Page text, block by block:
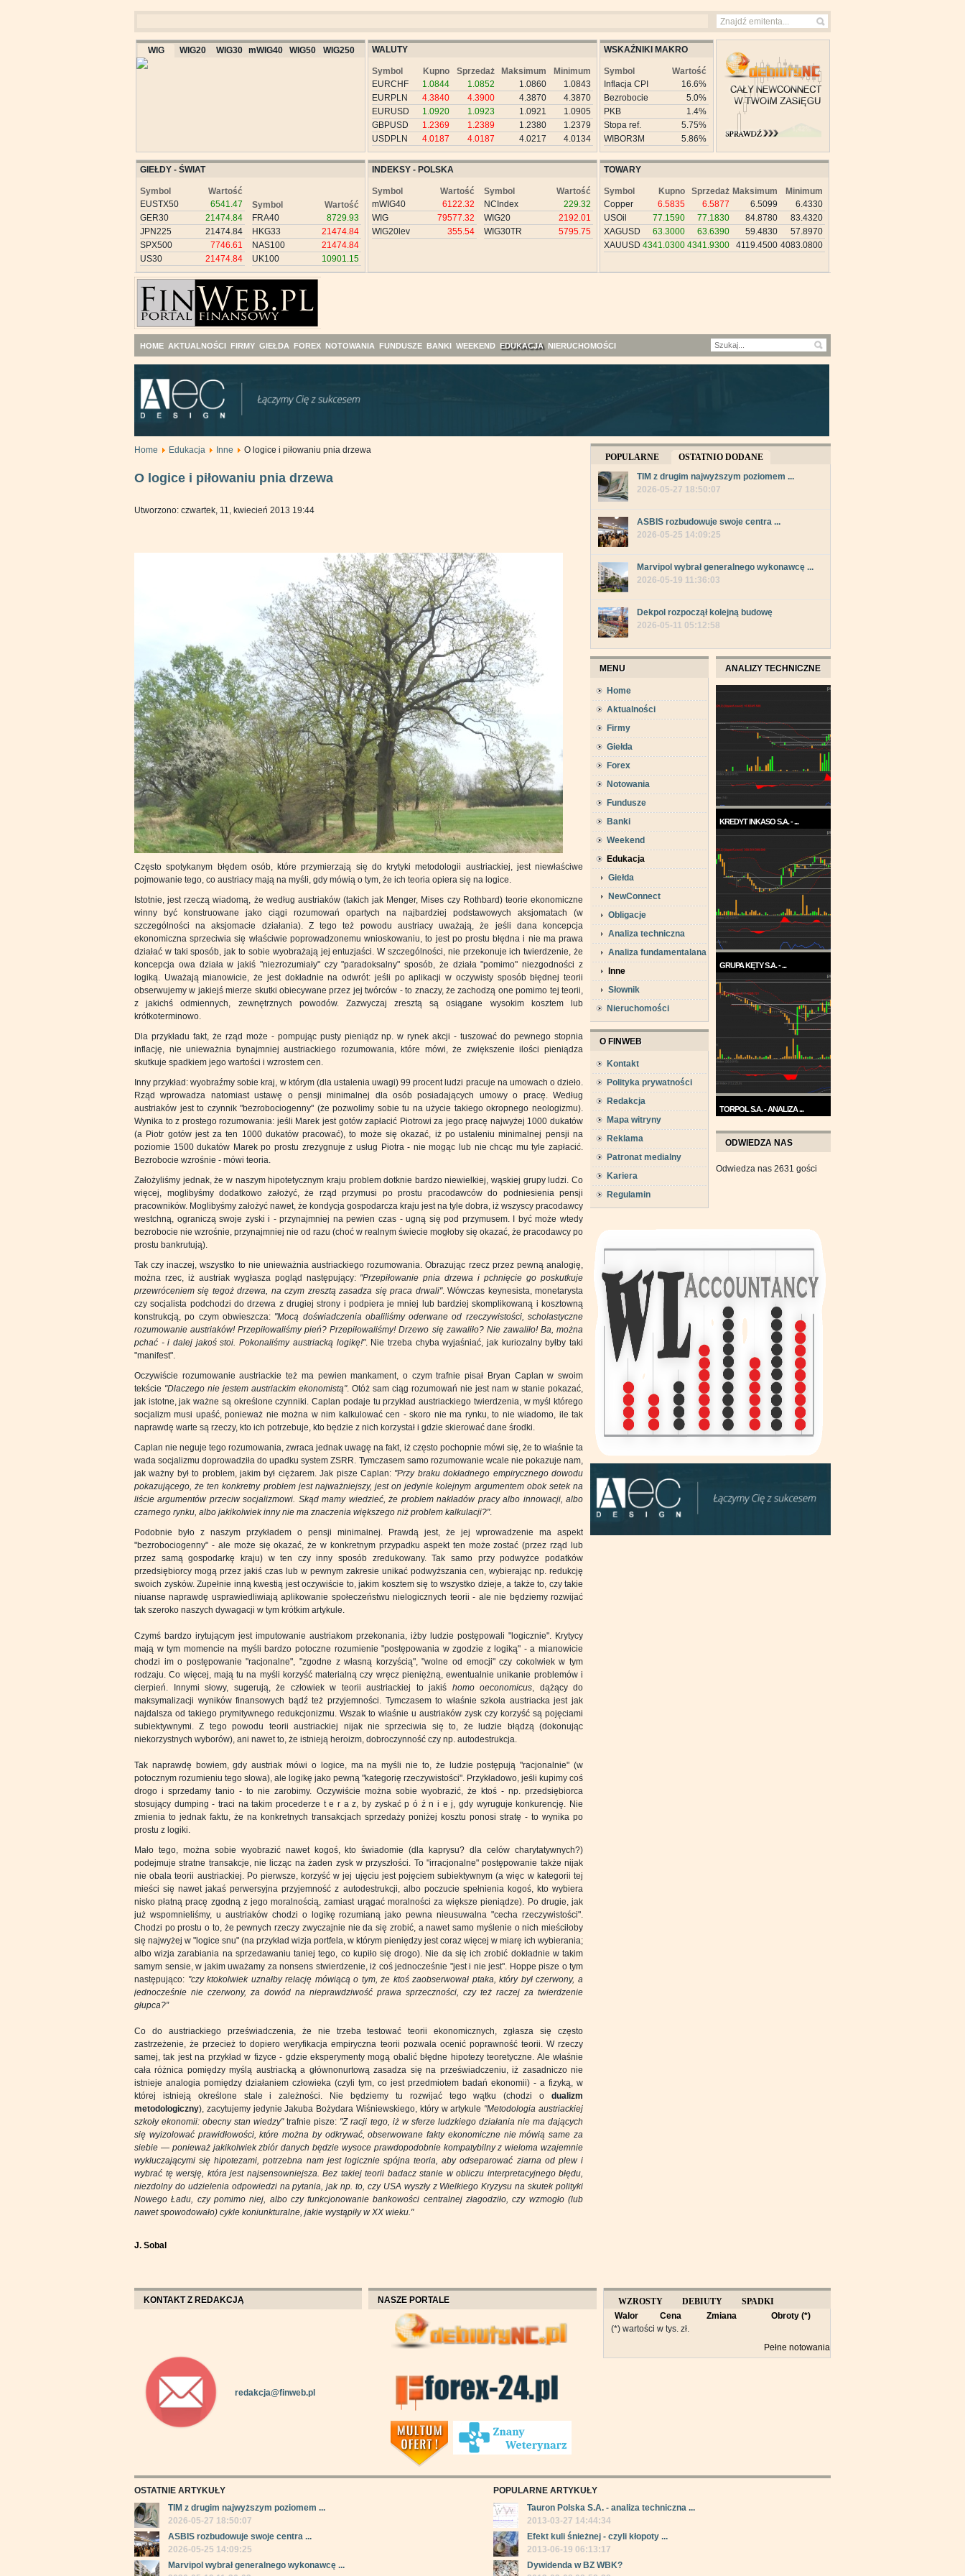
WIG WIG20 WIG30 mWIG40 WIG50 WIG250 WALUTY
Symbol Kupno Sprzedaż Maksimum
Minimum
EURCHF
1.0844 1.0852 1.0860
1.0843
EURPLN
4.3840 4.3900 4.3870
4.3870
EURUSD
1.0920 1.0923 1.0921
1.0905
GBPUSD
1.2369 1.2389 1.2380
1.2379
USDPLN
4.0187 4.0187 4.0217 4.0134
WSKAŹNIKI MAKRO
Symbol
Wartość
Inflacja CPI
16.6%
Bezrobocie
5.0%
PKB
1.4%
Stopa ref.
5.75%
WIBOR3M
5.86%
GIEŁDY - ŚWIAT
Symbol
Wartość
EUSTX50
6541.47
GER30
21474.84
JPN225
21474.84
SPX500
7746.61
US30
21474.84
Symbol
Wartość
FRA40
8729.93
HKG33
21474.84
NAS100
21474.84
UK100
10901.15
INDEKSY - POLSKA
Symbol
Wartość
mWIG40
6122.32
WIG
79577.32
WIG20lev
355.54
Symbol
Wartość
NCIndex
229.32
WIG20
2192.01
WIG30TR
5795.75
TOWARY
Symbol Kupno Sprzedaż Maksimum
Minimum
Copper
6.5835 6.5877 6.5099
6.4330
USOil
77.1590 77.1830 84.8780
83.4320
XAGUSD
63.3000 63.6390 59.4830
57.8970
XAUUSD 4341.0300 4341.9300 4119.4500 4083.0800
HOME AKTUALNOŚCI FIRMY GIEŁDA FOREX NOTOWANIA FUNDUSZE BANKI WEEKEND EDUKACJA NIERUCHOMOŚCI
Home Edukacja Inne O logice i piłowaniu pnia drzewa
O logice i piłowaniu pnia drzewa
Utworzono: czwartek, 11, kwiecień 2013 19:44
Często spotykanym błędem osób, które przymierzają się do krytyki metodologii austriackiej, jest niewłaściwe
pojmowanie tego, co austriacy mają na myśli, gdy mówią o tym, że ich teoria opiera się na logice.
Istotnie, jest rzeczą wiadomą, że według austriaków (takich jak Menger, Mises czy Rothbard) teorie ekonomiczne
winny być konstruowane jako ciągi rozumowań opartych na najbardziej podstawowych aksjomatach (w
szczególności na aksjomacie działania). Z tego też powodu austriacy uważają, że jeśli dana koncepcja
ekonomiczna sprzeciwia się właściwie poprowadzonemu wnioskowaniu, to jest po prostu błędna i nie ma prawa
działać w taki sposób, jak to sobie wyobrażają jej entuzjaści. W szczególności, nie przekonuje ich twierdzenie, że
koncepcja owa działa w jakiś "niezrozumiały" czy "paradoksalny" sposób, że działa "pomimo" niezgodności z
logiką. Uważają mianowicie, że jest dokładnie na odwrót: jeśli po aplikacji w oczywisty sposób błędnej teorii
obserwujemy w jakiejś mierze skutki obiecywane przez jej twórców - to znaczy, że zachodzą one pomimo tej teorii,
z jakichś odmiennych, zewnętrznych powodów. Zazwyczaj zresztą są osiągane wysokim kosztem lub
krótkoterminowo.
Dla przykładu fakt, że rząd może - pompując pusty pieniądz np. w rynek akcji - tuszować do pewnego stopnia
inflację, nie unieważnia bynajmniej austriackiego rozumowania, które mówi, że zwiększenie ilości pieniądza
skutkuje spadkiem jego wartości i wzrostem cen.
Inny przykład: wyobraźmy sobie kraj, w którym (dla ustalenia uwagi) 99 procent ludzi pracuje na umowach o dzieło.
Rząd wprowadza natomiast ustawę o pensji minimalnej dla osób posiadających umowy o pracę. Według
austriaków jest to czynnik "bezrobociogenny" (że pozwolimy sobie tu na użycie takiego okropnego neologizmu).
Wynika to z prostego rozumowania: jeśli Marek jest gotów zapłacić Piotrowi za jego pracę najwyżej 1000 dukatów
(a Piotr gotów jest za ten 1000 dukatów pracować), to może się okazać, iż po ustaleniu minimalnej pensji na
poziomie 1500 dukatów Marek po prostu zrezygnuje z usług Piotra - nie mogąc lub nie chcąc mu tyle zapłacić.
Bezrobocie wzrośnie - mówi teoria.
Założyliśmy jednak, że w naszym hipotetycznym kraju problem dotknie bardzo niewielkiej, wąskiej grupy ludzi. Co
więcej, moglibyśmy dodatkowo założyć, że rząd przymusi po prostu pracodawców do podniesienia pensji
pracowników. Moglibyśmy założyć nawet, że kondycja gospodarcza kraju jest na tyle dobra, iż wszyscy pracodawcy
westchną, ograniczą swoje zyski i - przynajmniej na pewien czas - ugną się pod przymusem. I być może wtedy
bezrobocie nie wzrośnie, przynajmniej nie od razu (choć w realnym świecie mogłoby się okazać, że pracodawcy po
prostu bankrutują).
Tak czy inaczej, wszystko to nie unieważnia austriackiego rozumowania. Obrazując rzecz przez pewną analogię,
można rzec, iż austriak wygłasza pogląd następujący: "Przepiłowanie pnia drzewa i pchnięcie go poskutkuje
przewróceniem się tegoż drzewa, na czym zresztą zasadza się praca drwali". Wówczas keynesista, monetarysta
czy socjalista podchodzi do drzewa z drugiej strony i podpiera je mniej lub bardziej skomplikowaną i kosztowną
konstrukcją, po czym obwieszcza: "Mocą doświadczenia obaliliśmy oderwane od rzeczywistości, scholastyczne
rozumowanie austriaków! Przepiłowaliśmy pień? Przepiłowaliśmy! Drzewo się zawaliło? Nie zawaliło! Ba, można
pchać - i dalej jakoś stoi. Pokonaliśmy austriacką logikę!". Nie trzeba chyba wyjaśniać, jak kuriozalny byłby taki
"manifest".
Oczywiście rozumowanie austriackie też ma pewien mankament, o czym trafnie pisał Bryan Caplan w swoim
tekście "Dlaczego nie jestem austriackim ekonomistą". Otóż sam ciąg rozumowań nie jest nam w stanie pokazać,
jak istotne, jak ważne są określone czynniki. Caplan podaje tu przykład austriackiego twierdzenia, w myśl którego
socjalizm musi upaść, ponieważ nie można w nim kalkulować cen - skoro nie ma rynku, to nie wiadomo, ile tak
naprawdę warte są rzeczy, kto ich potrzebuje, kto będzie z nich korzystał i gdzie skierować dane środki.
Caplan nie neguje tego rozumowania, zwraca jednak uwagę na fakt, iż często pochopnie mówi się, że to właśnie ta
wada socjalizmu doprowadziła do upadku system ZSRR. Tymczasem samo rozumowanie wcale nie pokazuje nam,
jak ważny był to problem, jakim był ciężarem. Jak pisze Caplan: "Przy braku dokładnego empirycznego dowodu
pokazującego, że ten konkretny problem jest najważniejszy, jest on jedynie kolejnym argumentem obok setek na
liście argumentów przeciw socjalizmowi. Skąd mamy wiedzieć, że problem nakładów pracy albo innowacji, albo
czarnego rynku, albo jakikolwiek inny nie ma znaczenia większego niż problem kalkulacji?".
Podobnie było z naszym przykładem o pensji minimalnej. Prawdą jest, że jej wprowadzenie ma aspekt
"bezrobociogenny" - ale może się okazać, że w konkretnym przypadku aspekt ten może zostać (przez rząd lub
przez samą gospodarkę kraju) w ten czy inny sposób zredukowany. Tak samo przy podwyżce podatków
przedsiębiorcy mogą przez jakiś czas lub w pewnym zakresie unikać podwyższania cen, wybierając np. redukcję
swoich zysków. Zupełnie inną kwestią jest oczywiście to, jakim kosztem się to wszystko dzieje, a także to, czy takie
niuanse naprawdę usprawiedliwiają aplikowanie społeczeństwu nielogicznych teorii - ale nie będziemy rozwijać
tak szeroko naszych dywagacji w tym krótkim artykule.
Czymś bardzo irytującym jest imputowanie austriakom przekonania, iżby ludzie postępowali "logicznie". Krytycy
mają w tym momencie na myśli bardzo potoczne rozumienie "postępowania w zgodzie z logiką" - a mianowicie
chodzi im o postępowanie "racjonalne", "zgodne z własną korzyścią", "wolne od emocji" czy cokolwiek w tym
rodzaju. Co więcej, mają tu na myśli korzyść materialną czy wręcz pieniężną, ewentualnie unikanie problemów i
cierpień. Innymi słowy, sugerują, że człowiek w teorii austriackiej to jakiś homo oeconomicus, dążący do
maksymalizacji wyników finansowych bądź też przyjemności. Tymczasem to właśnie szkoła austriacka jest jak
najdalsza od takiego prymitywnego redukcjonizmu. Wszak to właśnie u austriaków zysk czy korzyść są pojęciami
subiektywnymi. Z tego powodu teorii austriackiej nijak nie sprzeciwia się to, że ludzie błądzą (dokonując
niekorzystnych wyborów), ani nawet to, że istnieją heroizm, dobroczynność czy np. autodestrukcja.
Tak naprawdę bowiem, gdy austriak mówi o logice, ma na myśli nie to, że ludzie postępują "racjonalnie" (w
potocznym rozumieniu tego słowa), ale logikę jako pewną "kategorię rzeczywistości". Przykładowo, jeśli kupimy coś
drogo i sprzedamy tanio - to nie zarobimy. Oczywiście można sobie wyobrazić, że ktoś - np. przedsiębiorca
stosujący dumping - traci na takim procederze t e r a z, by zyskać p ó ź n i e j, gdy wyruguje konkurencję. Nie
zmienia to jednak faktu, że na konkretnych transakcjach sprzedaży poniżej kosztu ponosi stratę - to wynika po
prostu z logiki.
Mało tego, można sobie wyobrazić nawet kogoś, kto świadomie (dla kaprysu? dla celów charytatywnych?)
podejmuje stratne transakcje, nie licząc na żaden zysk w przyszłości. To "irracjonalne" postępowanie także nijak
nie obala teorii austriackiej. Po pierwsze, korzyść w jej ujęciu jest pojęciem subiektywnym (a więc w kategorii tej
mieści się nawet jakaś perwersyjna przyjemność z autodestrukcji, albo poczucie spełnienia kogoś, kto wybiera
nisko płatną pracę zgodną z jego moralnością, zamiast urągać moralności za większe pieniądze). Po drugie, jak
już wspomnieliśmy, u austriaków chodzi o logikę rozumianą jako pewna nieusuwalna "cecha rzeczywistości".
Chodzi po prostu o to, że pewnych rzeczy zwyczajnie nie da się zrobić, a nawet samo myślenie o nich mieściłoby
się najwyżej w "logice snu" (na przykład wizja portfela, w którym pieniędzy jest coraz więcej w miarę ich wybierania;
albo wizja zarabiania na sprzedawaniu taniej tego, co kupiło się drogo). Nie da się ich zrobić dokładnie w takim
samym sensie, w jakim uważamy za nonsens stwierdzenie, iż coś jednocześnie "jest i nie jest". Hoppe pisze o tym
następująco: "czy ktokolwiek uznałby relację mówiącą o tym, że ktoś zaobserwował ptaka, który był czerwony, a
jednocześnie nie czerwony, za dowód na nieprawdziwość prawa sprzeczności, czy też raczej za twierdzenie
głupca?”
Co do austriackiego przeświadczenia, że nie trzeba testować teorii ekonomicznych, zgłasza się często
zastrzeżenie, że przecież to dopiero weryfikacja empiryczna teorii pozwala ocenić poprawność teorii. W rzeczy
samej, tak jest na przykład w fizyce - gdzie eksperymenty mogą obalić błędne hipotezy teoretyczne. Ale właśnie
cała różnica pomiędzy myślą austriacką a głównonurtową zasadza się na przeświadczeniu, iż zasadniczo nie
istnieje analogia pomiędzy działaniem człowieka (czyli tym, co jest przedmiotem badań ekonomii) - a fizyką, w
której istnieją określone stale i zależności. Nie będziemy tu rozwijać tego wątku (chodzi o dualizm
metodologiczny), zacytujemy jedynie Jakuba Bożydara Wiśniewskiego, który w artykule "Metodologia austriackiej
szkoły ekonomii: obecny stan wiedzy"trafnie pisze: "Z racji tego, iż w sferze ludzkiego działania nie ma dających
się wyizolować prawidłowości, które można by odkrywać, obserwowane fakty ekonomiczne nie mówią same za
siebie — ponieważ jakikolwiek zbiór danych będzie wysoce prawdopodobnie kompatybilny z wieloma wzajemnie
wykluczającymi się hipotezami, potrzebna nam jest logicznie spójna teoria, aby odseparować ziarna od plew i
wybrać tę wersję, która jest najsensowniejsza. Bez takiej teorii badacz stanie w obliczu interpretacyjnego błędu,
niezdolny do udzielenia odpowiedzi na pytania, jak np. to, czy USA wyszły z Wielkiego Kryzysu na skutek polityki
Nowego Ładu, czy pomimo niej, albo czy funkcjonowanie bankowości centralnej złagodziło, czy wzmogło (lub
nawet spowodowało) cykle koniunkturalne, jakie wystąpiły w XX wieku."
J. Sobal
POPULARNE
OSTATNIO DODANE
TIM z drugim najwyższym poziomem ...
2026-05-27 18:50:07
ASBIS rozbudowuje swoje centra ...
2026-05-25 14:09:25
Marvipol wybrał generalnego wykonawcę ...
2026-05-19 11:36:03
Dekpol rozpoczął kolejną budowę
2026-05-11 05:12:58
MENU
Home
Aktualności
Firmy
Giełda
Forex
Notowania
Fundusze
Banki
Weekend
Edukacja
Giełda
NewConnect
Obligacje
Analiza techniczna
Analiza fundamentalana
Inne
Słownik
Nieruchomości
O FINWEB
Kontakt
Polityka prywatności
Redakcja
Mapa witryny
Reklama
Patronat medialny
Kariera
Regulamin
ANALIZY TECHNICZNE
KREDYT INKASO S.A. - ...
każdym razie w ...
GRUPA KĘTY S.A. - ...
Trend na wykresie Grupy Kęty
jest wzrostowy. ...
TORPOL S.A. - ANALIZA ...
września wykres Torpolu ...
ODWIEDZA NAS
Odwiedza nas 2631 gości
KONTAKT Z REDAKCJĄ
redakcja@finweb.pl
NASZE PORTALE WZROSTY DEBIUTY
SPADKI
OBROTY
Walor Cena Zmiana
Obroty (*)
(*) wartości w tys. zł.
Pełne notowania
OSTATNIE ARTYKUŁY
TIM z drugim najwyższym poziomem ...
2026-05-27 18:50:07
ASBIS rozbudowuje swoje centra ...
2026-05-25 14:09:25
Marvipol wybrał generalnego wykonawcę ...
POPULARNE ARTYKUŁY
Tauron Polska S.A. - analiza techniczna ...
2013-03-27 14:44:34
Efekt kuli śnieżnej - czyli kłopoty ...
2013-06-19 06:13:17
Dywidenda w BZ WBK?